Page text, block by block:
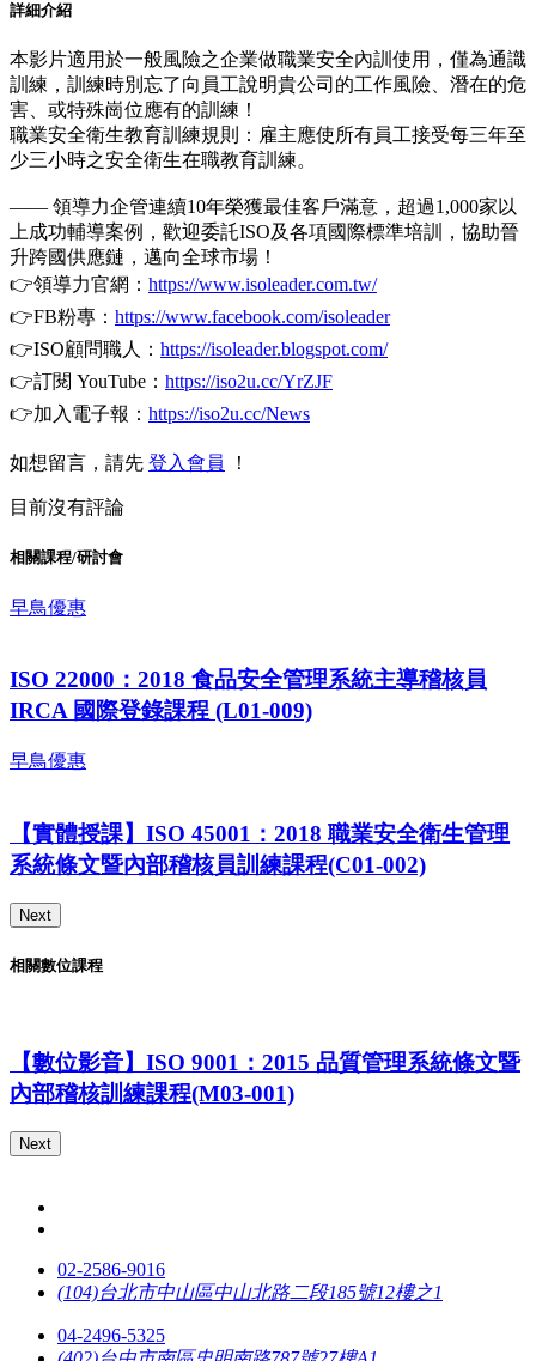
詳細介紹
本影片適用於一般風險之企業做職業安全內訓使用，僅為通識
訓練，訓練時別忘了向員工說明貴公司的工作風險、潛在的危
害、或特殊崗位應有的訓練！
職業安全衛生教育訓練規則：雇主應使所有員工接受每三年至
少三小時之安全衛生在職教育訓練。
—— 領導力企管連續10年榮獲最佳客戶滿意，超過1,000家以
上成功輔導案例，歡迎委託ISO及各項國際標準培訓，協助晉
升跨國供應鏈，邁向全球市場！
👉領導力官網： https://www.isoleader.com.tw/
👉FB粉專： https://www.facebook.com/isoleader
👉ISO顧問職人： https://isoleader.blogspot.com/
👉訂閱 YouTube： https://iso2u.cc/YrZJF
👉加入電子報： https://iso2u.cc/News
如想留言，請先 登入會員 ！
目前沒有評論
相關課程/研討會
早鳥優惠
ISO 22000：2018 食品安全管理系統主導稽核員
IRCA 國際登錄課程 (L01-009)
早鳥優惠
【實體授課】ISO 45001：2018 職業安全衛生管理
系統條文暨內部稽核員訓練課程(C01-002)
Next
相關數位課程
【數位影音】ISO 9001：2015 品質管理系統條文暨
內部稽核訓練課程(M03-001)
Next
02-2586-9016
(104)台北市中山區中山北路二段185號12樓之1
04-2496-5325